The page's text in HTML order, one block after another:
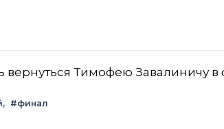
Тимофею Завалиничу в
#финал